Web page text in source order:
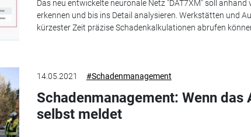
Das neu entwickelte neuronale Netz "DAT7XM" soll anhand
erkennen und bis ins Detail analysieren. Werkstätten und
kürzester Zeit präzise Schadenkalkulationen abrufen
14.05.2021 #Schadenmanagement
Schadenmanagement: Wenn das
selbst meldet